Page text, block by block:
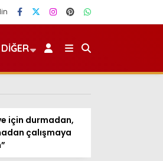
DIĞER
için durmadan,
çalışmaya